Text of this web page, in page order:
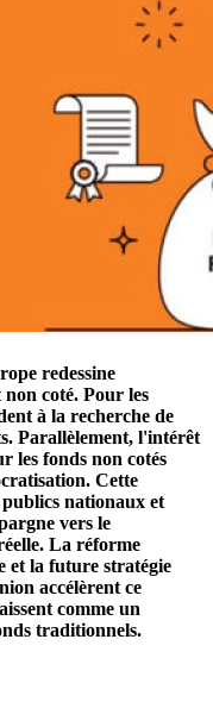
redessine
non coté. Pour les
à la recherche de
Parallèlement, l'intérêt
les fonds non cotés
Cette
nationaux et
vers le
La réforme
et la future stratégie
accélèrent ce
comme un
traditionnels.